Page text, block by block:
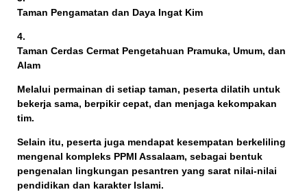
Taman Pengamatan dan Daya Ingat Kim
Taman Cerdas Cermat Pengetahuan Pramuka, Umum, dan
Alam
Melalui permainan di setiap taman, peserta dilatih untuk
bekerja sama, berpikir cepat, dan menjaga kekompakan
tim.
Selain itu, peserta juga mendapat kesempatan berkeliling
mengenal kompleks PPMI Assalaam, sebagai bentuk
pengenalan lingkungan pesantren yang sarat nilai-nilai
pendidikan dan karakter Islami.